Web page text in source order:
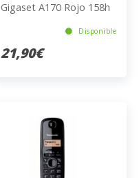
Gigaset A170 Rojo 158h
Disponible
21,90€